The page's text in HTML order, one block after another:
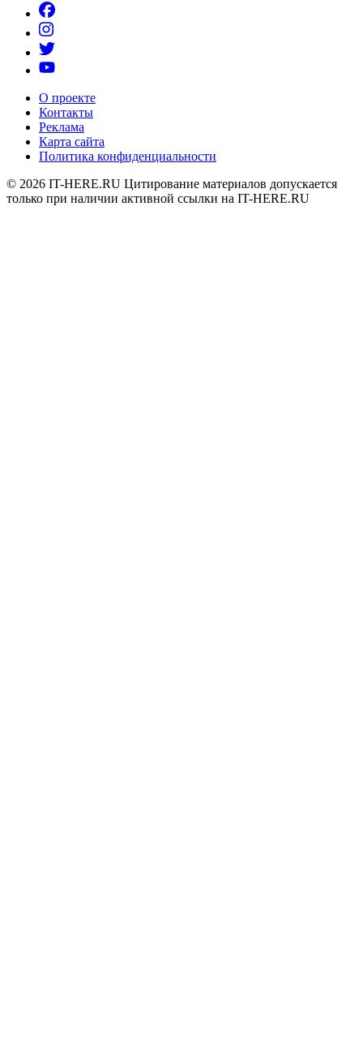
О проекте
Контакты
Реклама
Карта сайта
Политика конфиденциальности
© 2026 IT-HERE.RU Цитирование материалов допускается
только при наличии активной ссылки на IT-HERE.RU